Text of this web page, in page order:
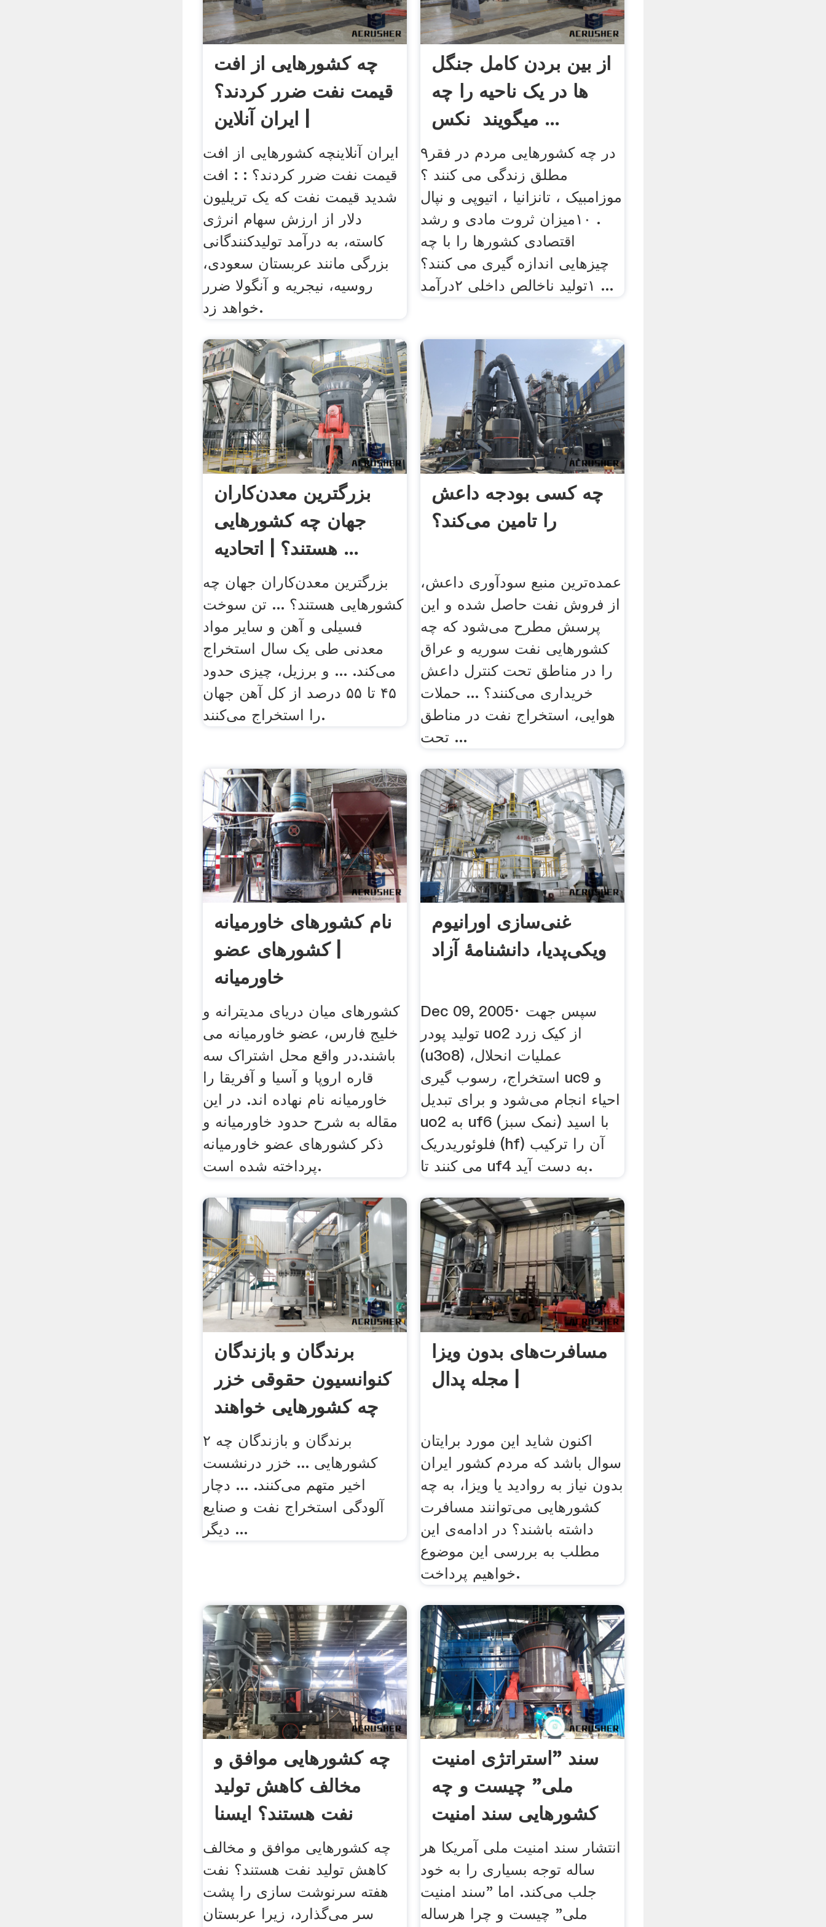
چه کشورهایی از افت
قیمت نفت ضرر کردند؟
| ایران آنلاین
ایران آنلاینچه کشورهایی از افت
قیمت نفت ضرر کردند؟ : : افت
شدید قیمت نفت که یک تریلیون
دلار از ارزش سهام انرژی
کاسته، به درآمد تولیدکنندگانی
بزرگی مانند عربستان سعودی،
روسیه، نیجریه و آنگولا ضرر
خواهد زد.
از بین بردن کامل جنگل
ها در یک ناحیه را چه
میگویند ️ نکس ...
۹در چه کشورهایی مردم در فقر
مطلق زندگی می کنند ؟
موزامبیک ، تانزانیا ، اتیوپی و نپال
. ۱۰میزان ثروت مادی و رشد
اقتصادی کشورها را با چه
چیزهایی اندازه گیری می کنند؟
۱تولید ناخالص داخلی ۲درآمد ...
بزرگترین معدن‌کاران
جهان چه کشورهایی
هستند؟ | اتحادیه ...
بزرگترین معدن‌کاران جهان چه
کشورهایی هستند؟ ... تن سوخت
فسیلی و آهن و سایر مواد
معدنی طی یک سال استخراج
می‌کند. ... و برزیل، چیزی حدود
۴۵ تا ۵۵ درصد از کل آهن جهان
را استخراج می‌کنند.
چه کسی بودجه داعش
را تامین می‌کند؟
عمده‌ترین منبع سودآوری داعش،
از فروش نفت حاصل شده و این
پرسش مطرح می‌شود که چه
کشورهایی نفت سوریه و عراق
را در مناطق تحت کنترل داعش
خریداری می‌کنند؟ ... حملات
هوایی، استخراج نفت در مناطق
تحت ...
نام کشورهای خاورمیانه
| کشورهای عضو
خاورمیانه
کشورهای میان دریای مدیترانه و
خلیج فارس، عضو خاورمیانه می
باشند.در واقع محل اشتراک سه
قاره اروپا و آسیا و آفریقا را
خاورمیانه نام نهاده اند. در این
مقاله به شرح حدود خاورمیانه و
ذکر کشورهای عضو خاورمیانه
پرداخته شده است.
غنی‌سازی اورانیوم
ویکی‌پدیا، دانشنامهٔ آزاد
Dec 09, 2005· سپس جهت
تولید پودر uo2 از کیک زرد
(u3o8) عملیات انحلال،
استخراج، رسوب گیری uc9 و
احیاء انجام می‌شود و برای تبدیل
uo2 به uf6 (نمک سبز) با اسید
فلوئوریدریک (hf) آن را ترکیب
می کنند تا uf4 به دست آید.
برندگان و بازندگان
کنوانسیون حقوقی خزر
چه کشورهایی خواهند
... ۲ برندگان و بازندگان چه
کشورهایی ... خزر درنشست
اخیر متهم می‌کنند. ... دچار
آلودگی استخراج نفت و صنایع
دیگر ...
مسافرت‌های بدون ویزا
| مجله پدال
اکنون شاید این مورد برایتان
سوال باشد که مردم کشور ایران
بدون نیاز به روادید یا ویزا، به چه
کشورهایی می‌توانند مسافرت
داشته باشند؟ در ادامه‌ی این
مطلب به بررسی این موضوع
خواهیم پرداخت.
چه کشورهایی موافق و
مخالف کاهش تولید
نفت هستند؟ ایسنا
چه کشورهایی موافق و مخالف
کاهش تولید نفت هستند؟ نفت
هفته سرنوشت سازی را پشت
سر می‌گذارد، زیرا عربستان
سند "استراتژی امنیت
ملی" چیست و چه
کشورهایی سند امنیت
ملی ...
انتشار سند امنیت ملی آمریکا هر
ساله توجه بسیاری را به خود
جلب می‌کند. اما "سند امنیت
ملی" چیست و چرا هرساله